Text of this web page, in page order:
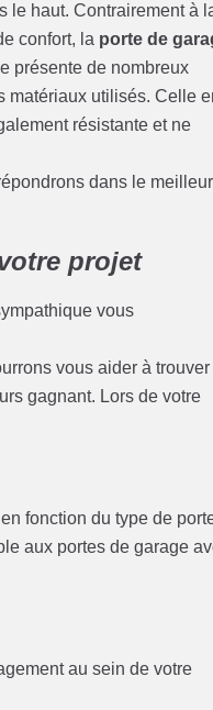
le haut. Contrairement à
confort, la porte de
présente de nombreux
matériaux utilisés. Celle
résistante et ne
dans le meilleur
projet
vous
vous aider à trouver
gagnant. Lors de votre
fonction du type de
aux portes de garage
au sein de votre